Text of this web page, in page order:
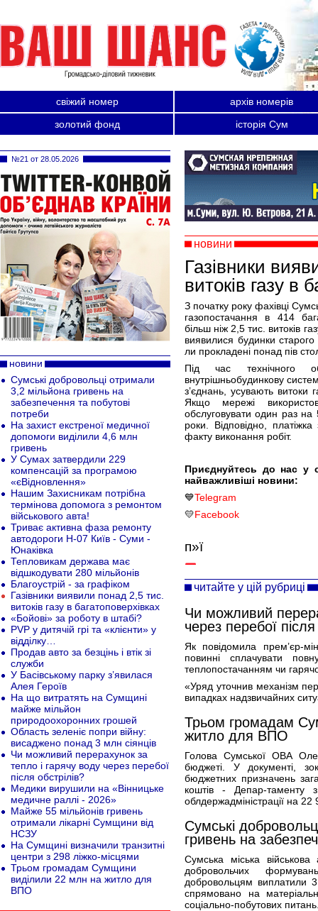
свіжий номер
архів номерів
золотий фонд
історія Сум
новини
Газівники
витоків газу в
З початку року фахівці
газопостачання в 414
більш ніж 2,5 тис. витоків
виявилися будинки
ли прокладені понад пів
Під час технічного
внутрішньобудинкову
з’єднань, усувають витоки
Якщо мережі
обслуговувати один раз
роки. Відповідно,
факту виконання робіт.
Приєднуйтесь до нас у
найважливіші новини:
💙Telegram
💛Facebook
п»ї
читайте у цій рубриці
Чи можливий
через перебої після
Як повідомила прем’єр-
повинні сплачувати
теплопостачанням чи
«Уряд уточнив механізм
випадках надзвичайних
Трьом громадам
житло для ВПО
Голова Сумської ОВА
бюджеті. У документі,
бюджетних призначень
коштів - Депар-таменту з
облдержадміністрації на
Сумські
гривень на
Сумська міська військова
добровольчих
добровольцям виплатили
спрямовано на
соціально-побутових
№21 от 28.05.2026
новини
Сумські добровольці отримали
3,2 мільйона гривень на
забезпечення та побутові
потреби
На захист екстреної медичної
допомоги виділили 4,6 млн
гривень
У Сумах затвердили 229
компенсацій за програмою
«єВідновлення»
Нашим Захисникам потрібна
термінова допомога з ремонтом
військового авта!
Триває активна фаза ремонту
автодороги Н-07 Київ - Суми -
Юнаківка
Тепловикам держава має
відшкодувати 280 мільйонів
Благоустрій - за графіком
Газівники виявили понад 2,5 тис.
витоків газу в багатоповерхівках
«Бойові» за роботу в штабі?
PVP у дитячій грі та «клієнти» у
відділку…
Продав авто за безцінь і втік зі
служби
У Басівському парку з’явилася
Алея Героїв
На що витратять на Сумщині
майже мільйон
природоохоронних грошей
Область зеленіє попри війну:
висаджено понад 3 млн сіянців
Чи можливий перерахунок за
тепло і гарячу воду через перебої
після обстрілів?
Медики вирушили на «Вінницьке
медичне раллі - 2026»
Майже 55 мільйонів гривень
отримали лікарні Сумщини від
НСЗУ
На Сумщині визначили транзитні
центри з 298 ліжко-місцями
Трьом громадам Сумщини
виділили 22 млн на житло для
ВПО